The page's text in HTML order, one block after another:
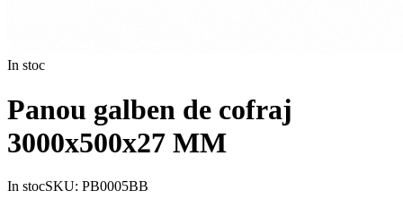
In stoc
Panou galben de cofraj
3000x500x27 MM
In stocSKU: PB0005BB